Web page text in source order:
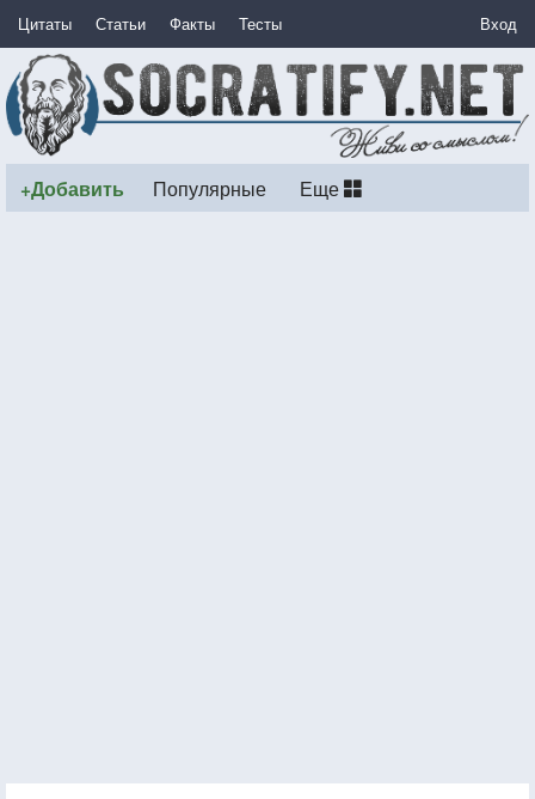
Цитаты Статьи Факты Тесты Вход
+Добавить Популярные Еще